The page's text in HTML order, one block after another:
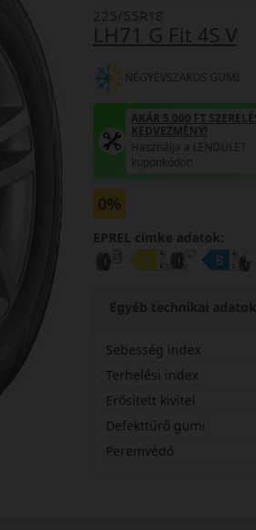
LH71 G Fit 4S V
225/55R18
NÉGYÉVSZAKOS GUMI
AKÁR 5.000 FT
KEDVEZMÉNY!
Használja a LENDÜLET
kuponkódot!
0%
EPREL cimke adatok:
Egyéb technikai adatok
Sebesség index
Terhelési index
Erősített kivitel
Defekttűrő gumi
Peremvédő